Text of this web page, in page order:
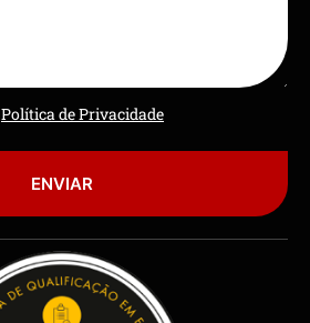
Política de Privacidade
ENVIAR